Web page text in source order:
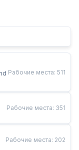
Рабочие места: 511
Рабочие места: 351
Рабочие места: 202